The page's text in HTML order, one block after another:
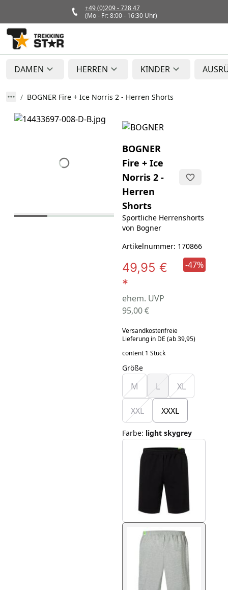
+49 (0)209 - 728 47
(Mo - Fr: 8:00 - 16:30 Uhr)
DAMEN HERREN KINDER
BOGNER Fire + Ice Norris 2 - Herren Shorts
BOGNER
Fire + Ice
Norris 2 -
Herren
Shorts
Sportliche Herrenshorts
von Bogner
Artikelnummer: 170866
49,95 €
*
ehem. UVP
95,00 €
-47%
Versandkostenfreie
Lieferung in DE (ab 39,95)
content 1 Stück
Größe
M L XL
XXL XXXL
Farbe: light skygrey